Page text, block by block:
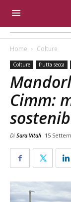
Home Colture
Colture frutta secca
Cimm:
Di Sara Vitali 15